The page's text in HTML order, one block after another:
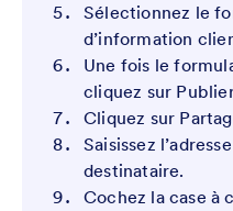
Sélectionnez le
d’information
Une fois le
cliquez sur
Cliquez sur
Saisissez
destinataire.
Cochez la case à